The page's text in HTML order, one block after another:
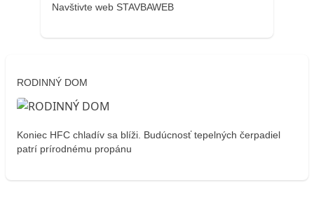
Navštivte web STAVBAWEB
RODINNÝ DOM
Koniec HFC chladív sa blíži. Budúcnosť tepelných čerpadiel
patrí prírodnému propánu